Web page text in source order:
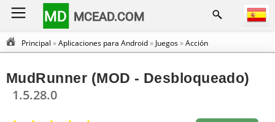
MD MCEAD.COM
Principal »Aplicaciones para Android» Juegos»Acción
MudRunner (MOD - Desbloqueado)
1.5.28.0